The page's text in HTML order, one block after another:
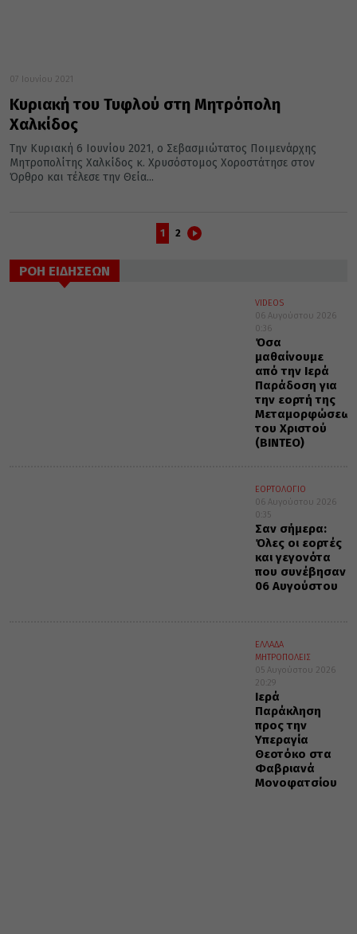
07 Ιουνίου 2021
Κυριακή του Τυφλού στη Μητρόπολη
Χαλκίδος
Την Κυριακή 6 Ιουνίου 2021, ο Σεβασμιώτατος Ποιμενάρχης
Μητροπολίτης Χαλκίδος κ. Χρυσόστομος Χοροστάτησε στον
Όρθρο και τέλεσε την Θεία...
1 2
ΡΟΗ ΕΙΔΗΣΕΩΝ
VIDEOS
06 Αυγούστου 2026
0:36
Όσα
μαθαίνουμε
από την Ιερά
Παράδοση για
την εορτή της
Μεταμορφώσεως
του Χριστού
(ΒΙΝΤΕΟ)
ΕΟΡΤΟΛΟΓΙΟ
06 Αυγούστου 2026
0:35
Σαν σήμερα:
Όλες οι εορτές
και γεγονότα
που συνέβησαν
06 Αυγούστου
ΕΛΛΑΔΑ
ΜΗΤΡΟΠΟΛΕΙΣ
05 Αυγούστου 2026
20:29
Ιερά
Παράκληση
προς την
Υπεραγία
Θεοτόκο στα
Φαβριανά
Μονοφατσίου